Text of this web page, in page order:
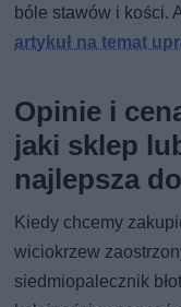
bóle stawów i kości.
artykuł na temat
Opinie i
jaki sklep
najlepsza
Kiedy chcemy
wiciokrzew
siedmiopalecznik